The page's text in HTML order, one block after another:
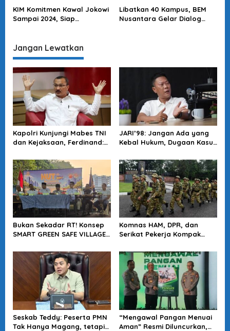
Indonesia Maju
Inflasi & Kenaikan Harga
KIM Komitmen Kawal Jokowi
Sampai 2024, Siap
Libatkan 40 Kampus, BEM
Nusantara Gelar Dialog
Jangan Lewatkan
Kapolri Kunjungi Mabes TNI
dan Kejaksaan, Ferdinand:
Soliditas Antar Lembaga
JARI’98: Jangan Ada yang
Kebal Hukum, Dugaan Kasus
Tuntas
Bukan Sekadar RT! Konsep
SMART GREEN SAFE VILLAGE
Depan Kota
Komnas HAM, DPR, dan
Serikat Pekerja Kompak
KDMP Diusut
Seskab Teddy: Peserta PMN
Tak Hanya Magang, tetapi
“Mengawal Pangan Menuai
Aman” Resmi Diluncurkan,